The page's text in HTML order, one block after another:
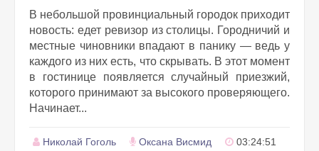
В небольшой провинциальный городок приходит
новость: едет ревизор из столицы. Городничий и
местные чиновники впадают в панику — ведь у
каждого из них есть, что скрывать. В этот момент
в гостинице появляется случайный приезжий,
которого принимают за высокого проверяющего.
Начинает...
Николай Гоголь Оксана Висмид 03:24:51